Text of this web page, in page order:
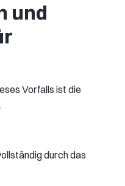
und
Vorfalls ist die
durch das